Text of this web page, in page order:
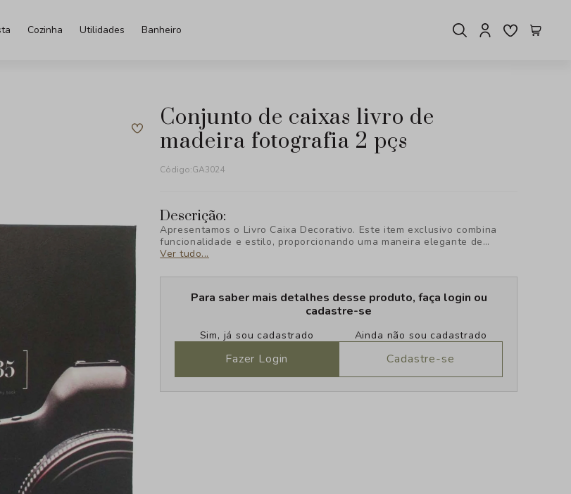
Cozinha Utilidades Banheiro
conjunto de caixas livro de
madeira fotografia 2 pçs
Código:GA3024
Descrição:
Apresentamos o Livro Caixa Decorativo. Este item exclusivo combina
funcionalidade e estilo, proporcionando uma maneira elegante de
organizar e armazenar pequenos objetos em seu ambiente.
Ver tudo...
Para saber mais detalhes desse produto, faça login ou
cadastre-se
Sim, já sou cadastrado
Fazer Login
Ainda não sou cadastrado
Cadastre-se